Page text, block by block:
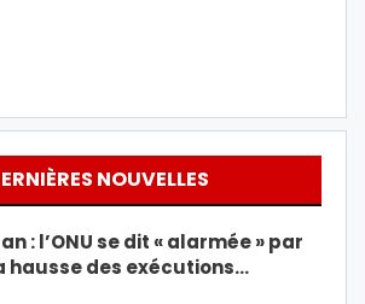
NOUVELLES
: l’ONU se dit « alarmée » par
hausse des exécutions…